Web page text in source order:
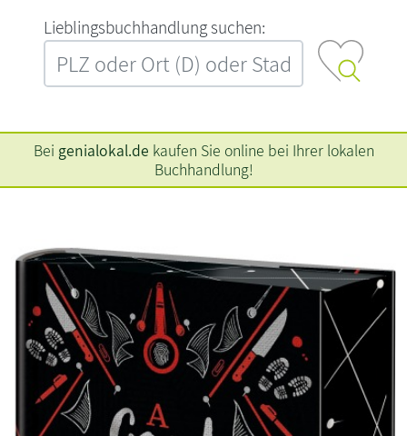
L‍i‍e‍b‍l‍i‍n‍g‍s‍b‍u‍c‍h‍h‍a‍n‍d‍l‍u‍n‍g‍ ‍s‍u‍c‍h‍e‍n‍:‍
Bei genialokal.de kaufen Sie online bei Ihrer lokalen
Buchhandlung!